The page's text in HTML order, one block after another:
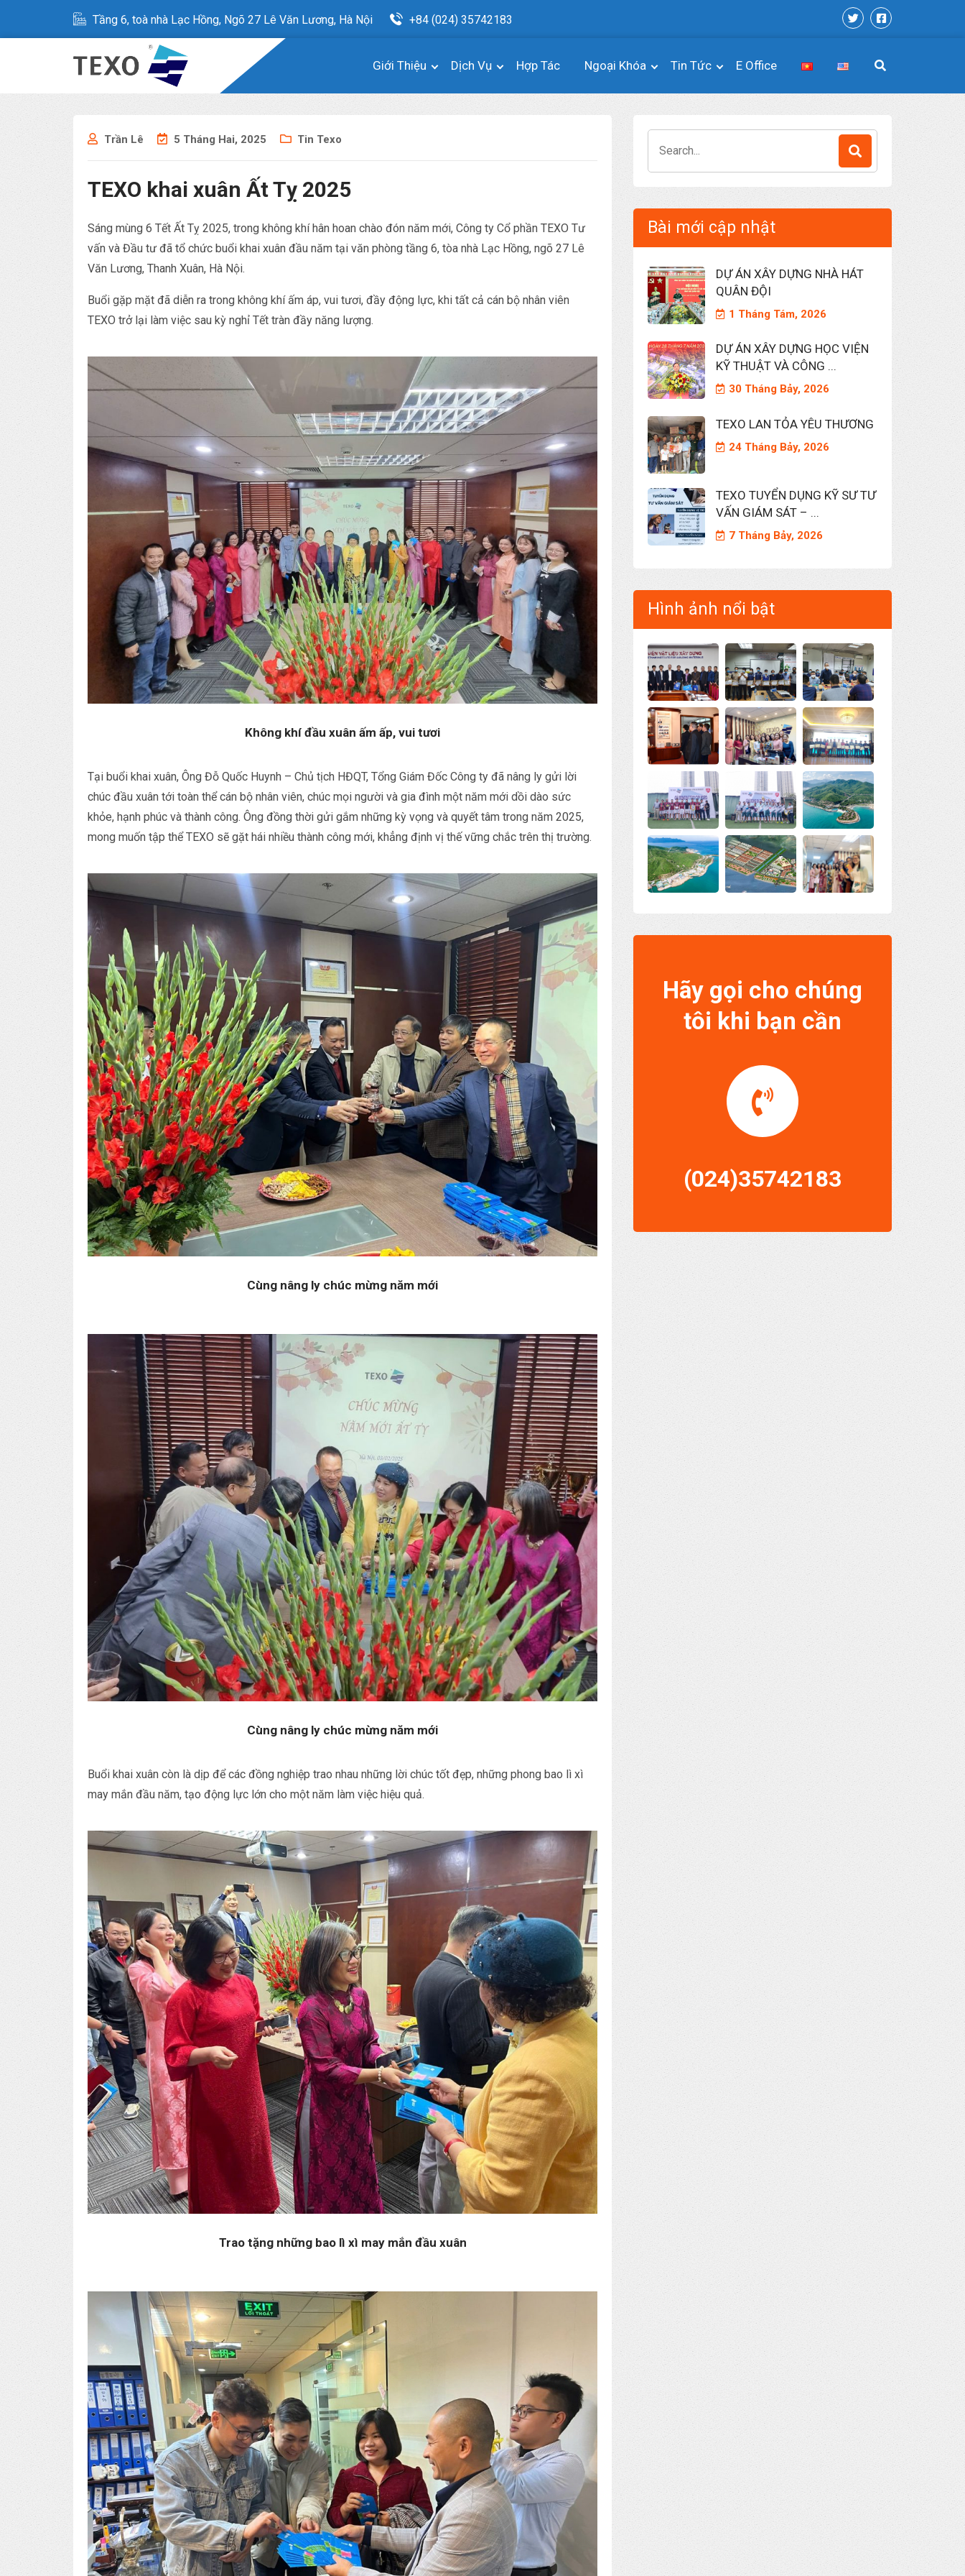
Tầng 6, toà nhà Lạc Hồng, Ngõ 27 Lê Văn Lương, Hà Nội +84 (024) 35742183
Giới Thiệu Dịch Vụ Hợp Tác Ngoại Khóa Tin Tức E Office
Trần Lê 5 Tháng Hai, 2025 Tin Texo
TEXO khai xuân Ất Tỵ 2025
Sáng mùng 6 Tết Ất Tỵ 2025, trong không khí hân hoan chào đón năm mới, Công ty Cổ phần TEXO Tư
vấn và Đầu tư đã tổ chức buổi khai xuân đầu năm tại văn phòng tầng 6, tòa nhà Lạc Hồng, ngõ 27 Lê
Văn Lương, Thanh Xuân, Hà Nội.
Buổi gặp mặt đã diễn ra trong không khí ấm áp, vui tươi, đầy động lực, khi tất cả cán bộ nhân viên
TEXO trở lại làm việc sau kỳ nghỉ Tết tràn đầy năng lượng.
Không khí đầu xuân ấm ấp, vui tươi
Tại buổi khai xuân, Ông Đỗ Quốc Huynh – Chủ tịch HĐQT, Tổng Giám Đốc Công ty đã nâng ly gửi lời
chúc đầu xuân tới toàn thể cán bộ nhân viên, chúc mọi người và gia đình một năm mới dồi dào sức
khỏe, hạnh phúc và thành công. Ông đồng thời gửi gắm những kỳ vọng và quyết tâm trong năm 2025,
mong muốn tập thể TEXO sẽ gặt hái nhiều thành công mới, khẳng định vị thế vững chắc trên thị trường.
Cùng nâng ly chúc mừng năm mới
Cùng nâng ly chúc mừng năm mới
Buổi khai xuân còn là dịp để các đồng nghiệp trao nhau những lời chúc tốt đẹp, những phong bao lì xì
may mắn đầu năm, tạo động lực lớn cho một năm làm việc hiệu quả.
Trao tặng những bao lì xì may mắn đầu xuân
for:
Bài mới cập nhật
DỰ ÁN XÂY DỰNG NHÀ HÁT
QUÂN ĐỘI
1 Tháng Tám, 2026
DỰ ÁN XÂY DỰNG HỌC VIỆN
KỸ THUẬT VÀ CÔNG ...
30 Tháng Bảy, 2026
TEXO LAN TỎA YÊU THƯƠNG
24 Tháng Bảy, 2026
TEXO TUYỂN DỤNG KỸ SƯ TƯ
VẤN GIÁM SÁT – ...
7 Tháng Bảy, 2026
Hình ảnh nổi bật
Hãy gọi cho chúng
tôi khi bạn cần
(024)35742183